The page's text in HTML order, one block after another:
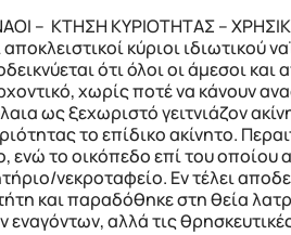
ΝΑΟΙ – ΚΤΗΣΗ ΚΥΡΙΟΤΗΤΑΣ –
αποκλειστικοί κύριοι
ότι όλοι οι άμεσοι
χωρίς ποτέ να κάνουν
ως ξεχωριστό γειτνιάζον
το επίδικο ακίνητο.
ενώ το οικόπεδο επί του οποίου
νεκροταφείο. Εν τέλει
και παραδόθηκε στη θεία
αλλά τις